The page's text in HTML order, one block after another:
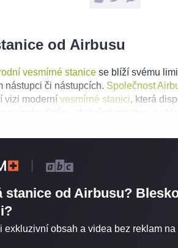
od Airbusu
vesmírné stanice se blíží svému
nástupci či nástupcích. Společnost
vizi moderní vesmírné stanici, která
pohodlnými obytnými prostory a
stanice od Airbusu?
exkluzivní obsah a videa bez reklam na